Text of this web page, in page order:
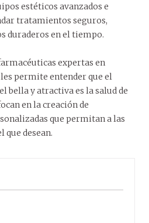
estéticos avanzados e
tratamientos seguros,
duraderos en el tiempo.
expertas en
permite entender que el
bella y atractiva es la salud de
en la creación de
que permitan a las
que desean.